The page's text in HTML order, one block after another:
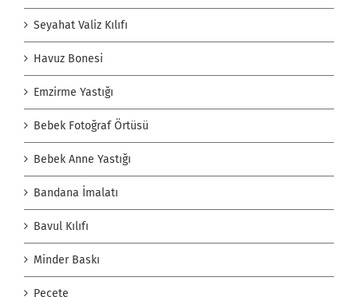
Seyahat Valiz Kılıfı
Havuz Bonesi
Emzirme Yastığı
Bebek Fotoğraf Örtüsü
Bebek Anne Yastığı
Bandana İmalatı
Bavul Kılıfı
Minder Baskı
Peçete